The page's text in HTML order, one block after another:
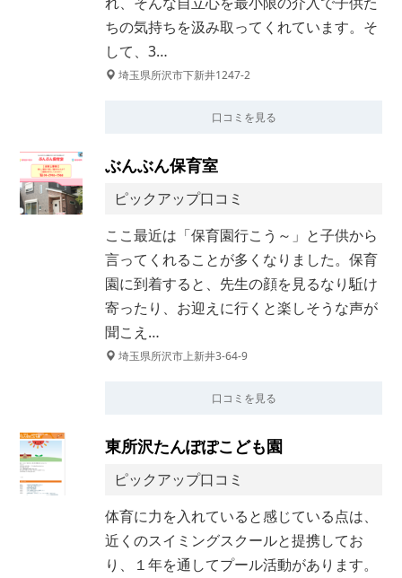
ちの気持ちを汲み取ってくれています。そ
して、3…
埼玉県所沢市下新井1247-2
口コミを見る
ぶんぶん保育室
ピックアップ口コミ
ここ最近は「保育園行こう～」と子供から
言ってくれることが多くなりました。保育
園に到着すると、先生の顔を見るなり駈け
寄ったり、お迎えに行くと楽しそうな声が
聞こえ…
埼玉県所沢市上新井3-64-9
口コミを見る
東所沢たんぽぽこども園
ピックアップ口コミ
体育に力を入れていると感じている点は、
近くのスイミングスクールと提携してお
り、１年を通してプール活動があります。